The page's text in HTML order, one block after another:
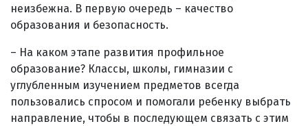
неизбежна. В первую очередь – качество
образования и безопасность.
– На каком этапе развития профильное
образование? Классы, школы, гимназии с
углубленным изучением предметов всегда
пользовались спросом и помогали ребенку выбрать
направление, чтобы в последующем связать с этим